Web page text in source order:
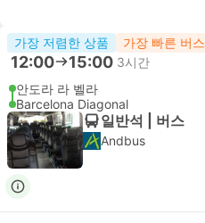
가장 저렴한 상품 가장 빠른 버스
12:00 15:00 3시간
안도라 라 벨라
Barcelona Diagonal
일반석 | 버스
Andbus